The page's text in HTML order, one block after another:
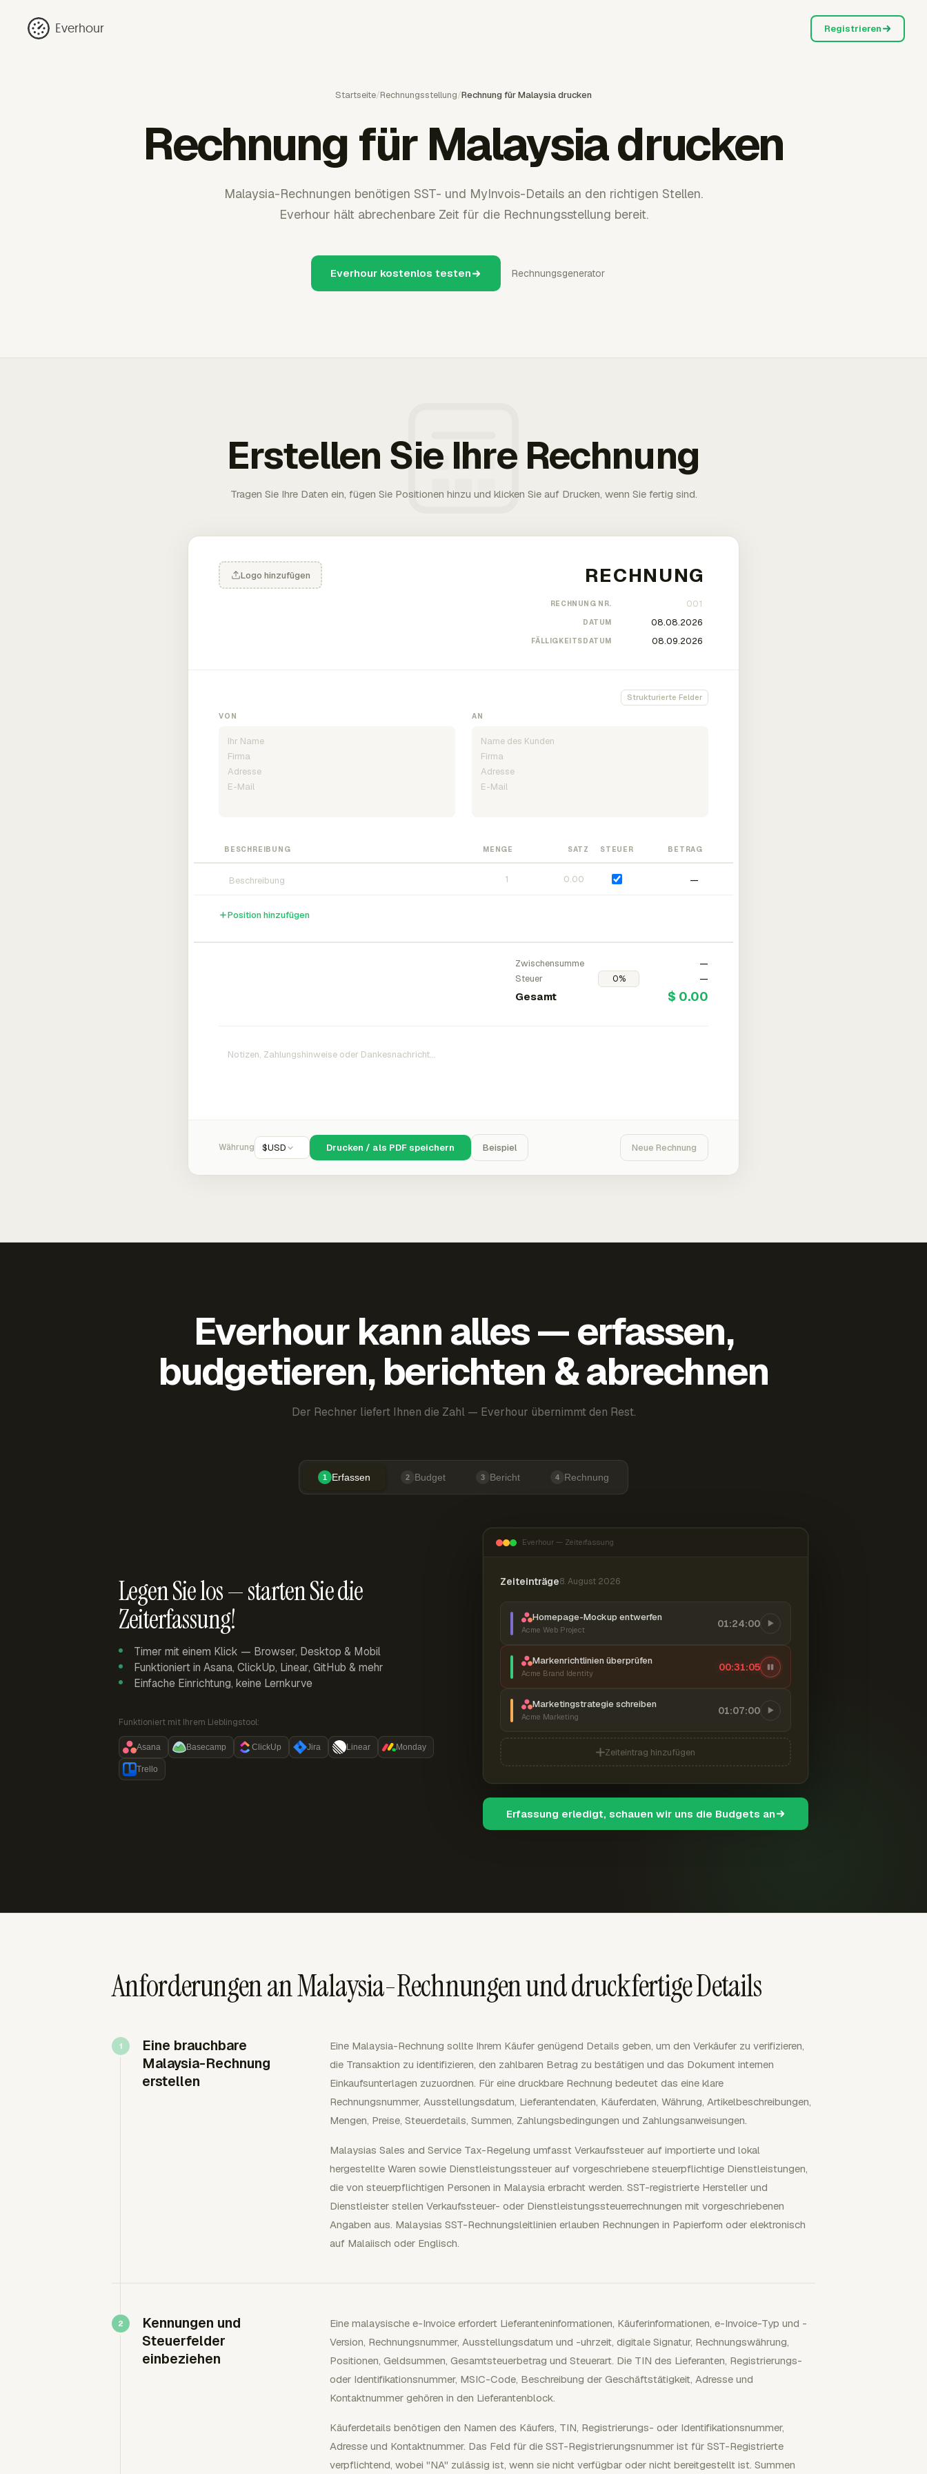
Everhour Registrieren
Startseite/Rechnungsstellung/Rechnung für Malaysia drucken
Rechnung für Malaysia drucken
Malaysia-Rechnungen benötigen SST- und MyInvois-Details an den richtigen Stellen.
Everhour hält abrechenbare Zeit für die Rechnungsstellung bereit.
Everhour kostenlos testen Rechnungsgenerator
Erstellen Sie Ihre Rechnung
Tragen Sie Ihre Daten ein, fügen Sie Positionen hinzu und klicken Sie auf Drucken, wenn Sie fertig sind.
Logo hinzufügen
RECHNUNG NR.
DATUM
FÄLLIGKEITSDATUM
Strukturierte Felder
VON AN
BESCHREIBUNG MENGE SATZ STEUER BETRAG
—
Position hinzufügen
Zwischensumme
—
Steuer
—
Gesamt $ 0.00
Währung $USD Drucken / als PDF speichern Beispiel Neue Rechnung
Everhour kann alles — erfassen,
budgetieren, berichten & abrechnen
Der Rechner liefert Ihnen die Zahl — Everhour übernimmt den Rest.
1 Erfassen 2 Budget 3 Bericht 4 Rechnung
Legen Sie los — starten Sie die
Zeiterfassung!
Timer mit einem Klick — Browser, Desktop & Mobil
Funktioniert in Asana, ClickUp, Linear, GitHub & mehr
Einfache Einrichtung, keine Lernkurve
Funktioniert mit Ihrem Lieblingstool:
Asana Basecamp ClickUp Jira Linear Monday
Trello
Everhour — Zeiterfassung
Zeiteinträge8. August 2026
Homepage-Mockup entwerfen
Acme Web Project
01:24:00
Markenrichtlinien überprüfen
Acme Brand Identity
00:31:06
Marketingstrategie schreiben
Acme Marketing
01:07:00
Zeiteintrag hinzufügen
Erfassung erledigt, schauen wir uns die Budgets an
Anforderungen an Malaysia-Rechnungen und druckfertige Details
Eine brauchbare
Malaysia-Rechnung
erstellen
Eine Malaysia-Rechnung sollte Ihrem Käufer genügend Details geben, um den Verkäufer zu verifizieren,
die Transaktion zu identifizieren, den zahlbaren Betrag zu bestätigen und das Dokument internen
Einkaufsunterlagen zuzuordnen. Für eine druckbare Rechnung bedeutet das eine klare
Rechnungsnummer, Ausstellungsdatum, Lieferantendaten, Käuferdaten, Währung, Artikelbeschreibungen,
Mengen, Preise, Steuerdetails, Summen, Zahlungsbedingungen und Zahlungsanweisungen.
Malaysias Sales and Service Tax-Regelung umfasst Verkaufssteuer auf importierte und lokal
hergestellte Waren sowie Dienstleistungssteuer auf vorgeschriebene steuerpflichtige Dienstleistungen,
die von steuerpflichtigen Personen in Malaysia erbracht werden. SST-registrierte Hersteller und
Dienstleister stellen Verkaufssteuer- oder Dienstleistungssteuerrechnungen mit vorgeschriebenen
Angaben aus. Malaysias SST-Rechnungsleitlinien erlauben Rechnungen in Papierform oder elektronisch
auf Malaiisch oder Englisch.
Kennungen und
Steuerfelder
einbeziehen
Eine malaysische e-Invoice erfordert Lieferanteninformationen, Käuferinformationen, e-Invoice-Typ und -
Version, Rechnungsnummer, Ausstellungsdatum und -uhrzeit, digitale Signatur, Rechnungswährung,
Positionen, Geldsummen, Gesamtsteuerbetrag und Steuerart. Die TIN des Lieferanten, Registrierungs-
oder Identifikationsnummer, MSIC-Code, Beschreibung der Geschäftstätigkeit, Adresse und
Kontaktnummer gehören in den Lieferantenblock.
Käuferdetails benötigen den Namen des Käufers, TIN, Registrierungs- oder Identifikationsnummer,
Adresse und Kontaktnummer. Das Feld für die SST-Registrierungsnummer ist für SST-Registrierte
verpflichtend, wobei "NA" zulässig ist, wenn sie nicht verfügbar oder nicht bereitgestellt ist. Summen